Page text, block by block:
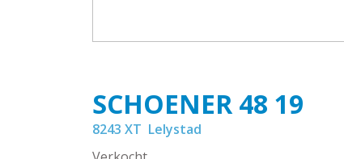
SCHOENER 48 19
8243 XT Lelystad